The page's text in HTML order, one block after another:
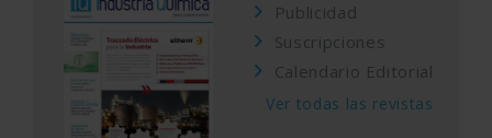
Publicidad
Suscripciones
Calendario Editorial
Ver todas las revistas